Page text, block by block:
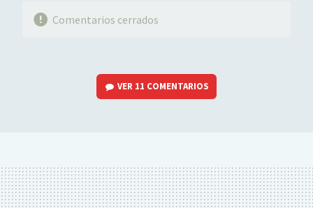
Comentarios cerrados
VER 11 COMENTARIOS